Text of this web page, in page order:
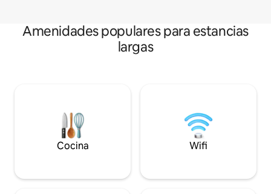
Amenidades populares para estancias
largas
Cocina Wifi